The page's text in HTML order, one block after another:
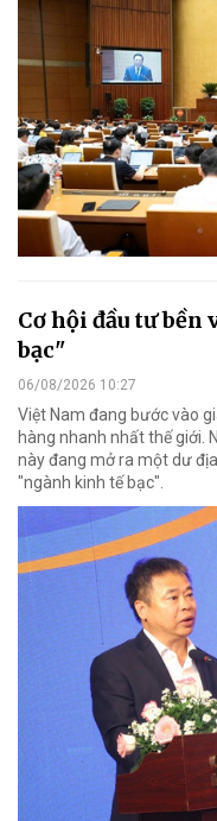
Cơ hội đầu tư
bạc"
06/08/2026 10:27
Việt Nam đang bước vào
hàng nhanh nhất thế giới.
này đang mở ra một dư
"ngành kinh tế bạc".